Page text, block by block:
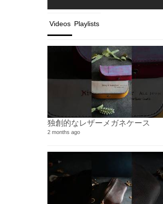
Videos Playlists
独創的なレザーメガネケース
2 months ago